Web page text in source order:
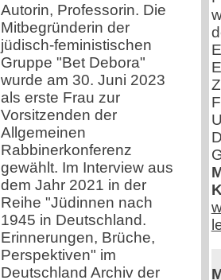
Autorin, Professorin. Die
Mitbegründerin der
jüdisch-feministischen
Gruppe "Bet Debora"
wurde am 30. Juni 2023
als erste Frau zur
Vorsitzenden der
Allgemeinen
Rabbinerkonferenz
gewählt. Im Interview aus
dem Jahr 2021 in der
Reihe "Jüdinnen nach
1945 in Deutschland.
Erinnerungen, Brüche,
Perspektiven" im
Deutschland Archiv der